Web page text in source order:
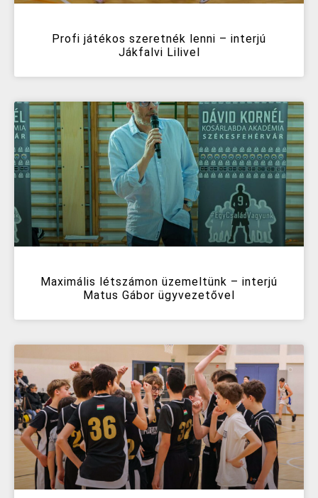
Profi játékos szeretnék lenni – interjú
Jákfalvi Lilivel
Maximális létszámon üzemeltünk – interjú
Matus Gábor ügyvezetővel